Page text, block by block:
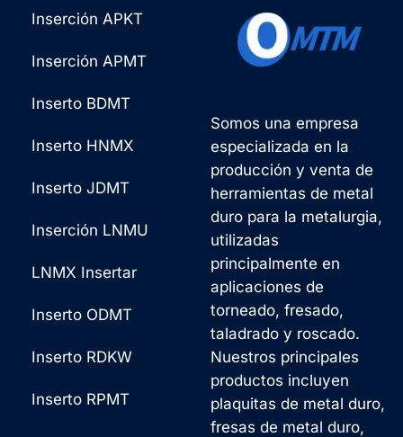
Somos una empresa
especializada en la
producción y venta de
herramientas de metal
duro para la metalurgia,
utilizadas
principalmente en
aplicaciones de
torneado, fresado,
taladrado y roscado.
Nuestros principales
productos incluyen
plaquitas de metal duro,
fresas de metal duro,
Inserción APKT
Inserción APMT
Inserto BDMT
Inserto HNMX
Inserto JDMT
Inserción LNMU
LNMX Insertar
Inserto ODMT
Inserto RDKW
Inserto RPMT